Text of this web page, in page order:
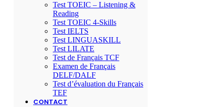
Test TOEIC – Listening &
Reading
Test TOEIC 4-Skills
Test IELTS
Test LINGUASKILL
Test LILATE
Test de Français TCF
Examen de Français
DELF/DALF
Test d’évaluation du Français
TEF
CONTACT